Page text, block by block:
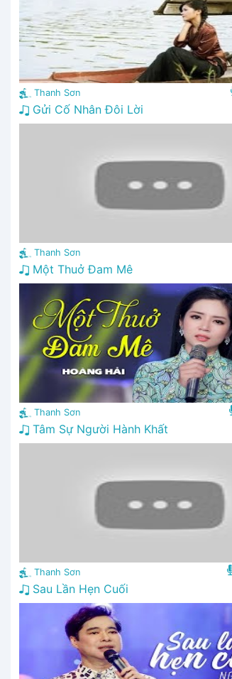
Thanh Sơn
Gửi Cố Nhân Đôi Lời
Thanh Sơn
Một Thuở Đam Mê
Thanh Sơn
Tâm Sự Người Hành Khất
Thanh Sơn
Sau Lần Hẹn Cuối